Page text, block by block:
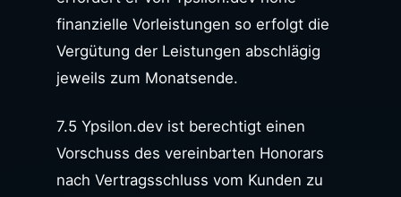
finanzielle Vorleistungen so erfolgt die
Vergütung der Leistungen abschlägig
jeweils zum Monatsende.
7.5 Ypsilon.dev ist berechtigt einen
Vorschuss des vereinbarten Honorars
nach Vertragsschluss vom Kunden zu